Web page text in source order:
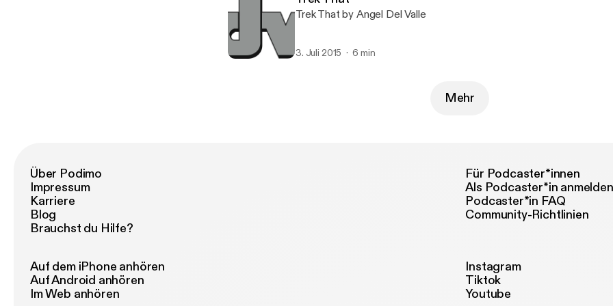
Trek That by Angel Del Valle
3. Juli 2015 6 min
Mehr
Über Podimo
Impressum
Karriere
Blog
Brauchst du Hilfe?
Für Podcaster*innen
Als Podcaster*in anmelden
Podcaster*in FAQ
Community-Richtlinien
Auf dem iPhone anhören
Auf Android anhören
Im Web anhören
Instagram
Tiktok
Youtube